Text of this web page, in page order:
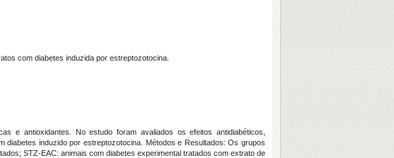
com diabetes induzida por estreptozotocina.
e antioxidantes. No estudo foram avaliados os efeitos antidiabéticos,
diabetes induzido por estreptozotocina. Métodos e Resultados: Os grupos
STZ-EAC: animais com diabetes experimental tratados com extrato de